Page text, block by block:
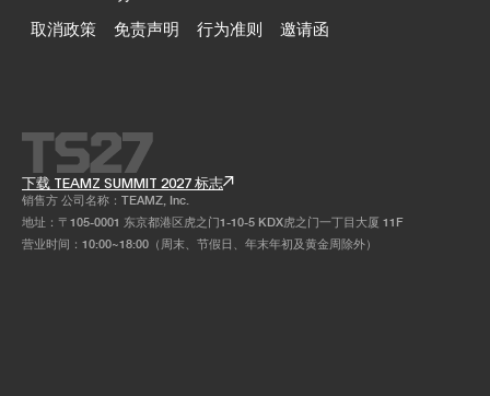
取消政策
免责声明 行为准则 邀请函
下载 TEAMZ SUMMIT 2027 标志
销售方 公司名称：TEAMZ, Inc.
地址：〒105-0001 东京都港区虎之门1-10-5 KDX虎之门一丁目大厦 11F
营业时间：10:00~18:00（周末、节假日、年末年初及黄金周除外）